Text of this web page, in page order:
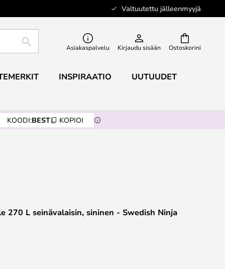
Valtuutettu jälleenmyyjä
Ostoskorini
ETSI Asiakaspalvelu Kirjaudu sisään
INSPIRAATIO UUTUUDET
KOODI:BEST KOPIOI
270 L seinävalaisin, sininen - Swedish Ninja